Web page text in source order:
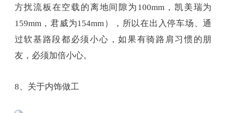
方扰流板在空载的离地间隙为100mm，凯美瑞为
159mm，君威为154mm），所以在出入停车场、通
过软基路段都必须小心，如果有骑路肩习惯的朋
友，必须加倍小心。
8、关于内饰做工